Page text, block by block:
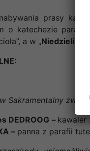
prasy
o katechezie
a w „Niedzieli”
Sakramentalny
DEDROOG – kawaler
– panna z parafii